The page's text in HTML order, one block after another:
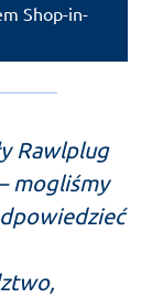
Shop-in-
Rawlplug
mogliśmy